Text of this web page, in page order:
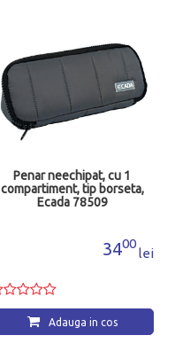
Penar neechipat, cu 1
compartiment, tip borseta,
Ecada 78509
3400
lei
Adauga in cos